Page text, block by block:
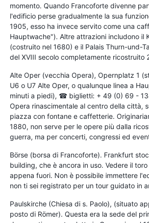
momento. Quando Francoforte divenne
l'edificio perse gradualmente la sua
1905, esso ha invece servito come una
Hauptwache"). Altre attrazioni includono il
(costruito nel 1680) e il Palais Thurn-und-
del XVIII secolo completamente ricostruito
Alte Oper (vecchia Opera), Opernplatz 1
U6 o U7 Alte Oper, o qualunque linea a
minuti a piedi), ☎ biglietti: + 49 (0) 69 -
Opera rinascimentale al centro della città,
piazza con fontane e caffetterie.
1880, non serve per le opere più dalla
guerra, ma per concerti, congressi ed
Börse (borsa di Francoforte). Frankfurt
building, che è ancora in uso. Vedere il
appena fuori. Non è possibile immettere
non ti sei registrato per un tour guidato in
Paulskirche (Chiesa di s. Paolo), (situato
posto di Römer). Questa era la sede del